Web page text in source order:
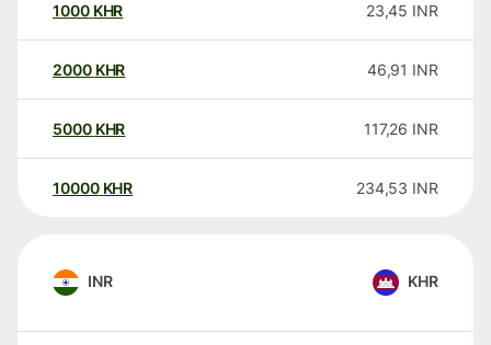
1000 KHR 23,45 INR
2000 KHR 46,91 INR
5000 KHR 117,26 INR
10000 KHR 234,53 INR
INR KHR